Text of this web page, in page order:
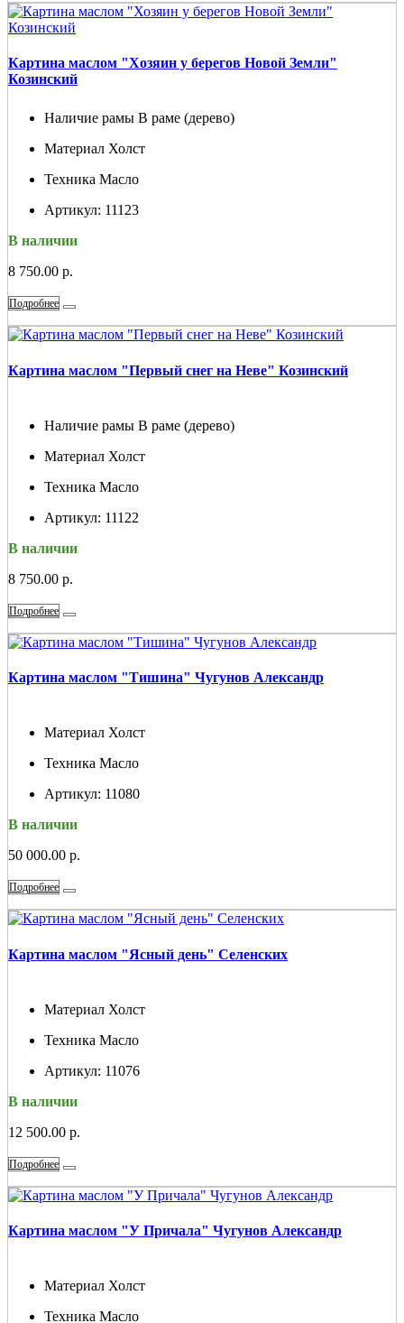
Картина маслом "Хозяин у берегов Новой Земли"
Козинский
Наличие рамы В раме (дерево)
Материал Холст
Техника Масло
Артикул: 11123
В наличии
8 750.00 р.
Подробнее
Картина маслом "Первый снег на Неве" Козинский
Наличие рамы В раме (дерево)
Материал Холст
Техника Масло
Артикул: 11122
В наличии
8 750.00 р.
Подробнее
Картина маслом "Тишина" Чугунов Александр
Материал Холст
Техника Масло
Артикул: 11080
В наличии
50 000.00 р.
Подробнее
Картина маслом "Ясный день" Селенских
Материал Холст
Техника Масло
Артикул: 11076
В наличии
12 500.00 р.
Подробнее
Картина маслом "У Причала" Чугунов Александр
Материал Холст
Техника Масло